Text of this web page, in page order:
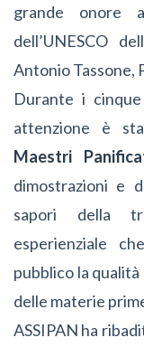
grande onore
dell’UNESCO
Antonio Tassone,
Durante i
attenzione è
Maestri
dimostrazioni e
sapori della
esperienziale
pubblico la
delle materie
ASSIPAN ha